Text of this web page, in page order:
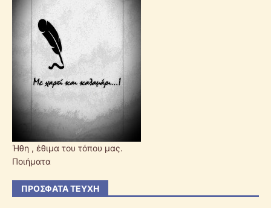
Ήθη , έθιμα του τόπου μας.
Ποιήματα
ΠΡΌΣΦΑΤΑ ΤΕΎΧΗ